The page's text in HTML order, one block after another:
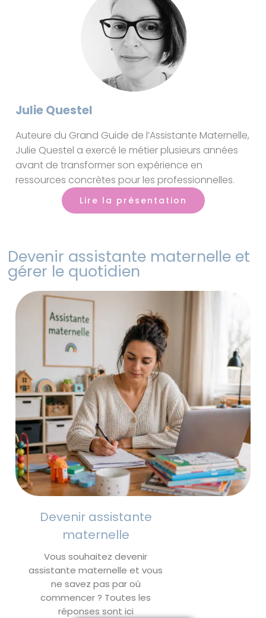
Julie Questel
Auteure du Grand Guide de l’Assistante Maternelle,
Julie Questel a exercé le métier plusieurs années
avant de transformer son expérience en
ressources concrètes pour les professionnelles.
Lire la présentation
Devenir assistante maternelle et
gérer le quotidien
Devenir assistante
maternelle
Vous souhaitez devenir
assistante maternelle et vous
ne savez pas par où
commencer ? Toutes les
réponses sont ici